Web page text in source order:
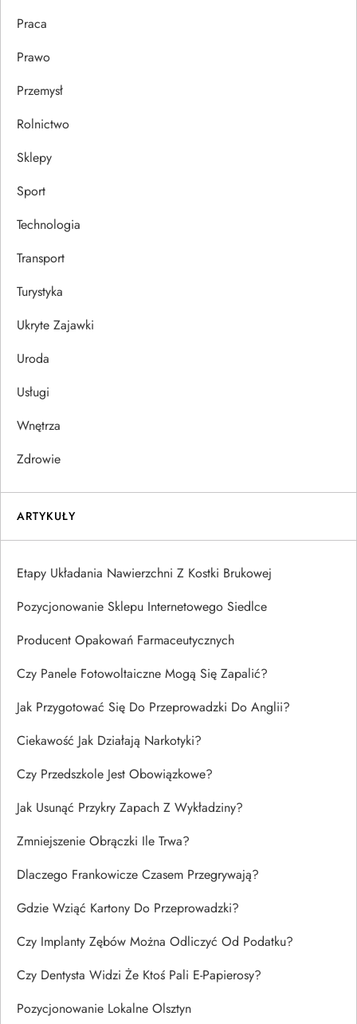
Praca
Prawo
Przemysł
Rolnictwo
Sklepy
Sport
Technologia
Transport
Turystyka
Ukryte Zajawki
Uroda
Usługi
Wnętrza
Zdrowie
ARTYKUŁY
Etapy Układania Nawierzchni Z Kostki Brukowej
Pozycjonowanie Sklepu Internetowego Siedlce
Producent Opakowań Farmaceutycznych
Czy Panele Fotowoltaiczne Mogą Się Zapalić?
Jak Przygotować Się Do Przeprowadzki Do Anglii?
Ciekawość Jak Działają Narkotyki?
Czy Przedszkole Jest Obowiązkowe?
Jak Usunąć Przykry Zapach Z Wykładziny?
Zmniejszenie Obrączki Ile Trwa?
Dlaczego Frankowicze Czasem Przegrywają?
Gdzie Wziąć Kartony Do Przeprowadzki?
Czy Implanty Zębów Można Odliczyć Od Podatku?
Czy Dentysta Widzi Że Ktoś Pali E-Papierosy?
Pozycjonowanie Lokalne Olsztyn